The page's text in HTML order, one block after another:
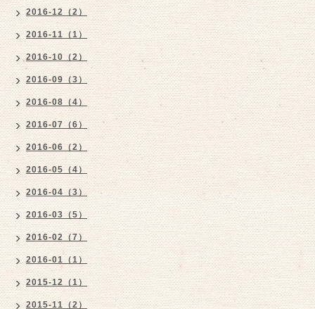
2016-12（2）
2016-11（1）
2016-10（2）
2016-09（3）
2016-08（4）
2016-07（6）
2016-06（2）
2016-05（4）
2016-04（3）
2016-03（5）
2016-02（7）
2016-01（1）
2015-12（1）
2015-11（2）